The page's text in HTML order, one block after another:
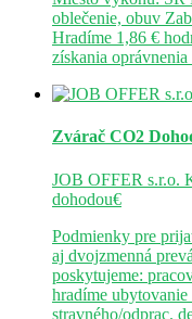
oblečenie, obuv
Hradíme 1,86 €
získania
Zvárač CO2
JOB OFFER s.r.o.
dohodou€
Podmienky pre
aj dvojzmenná
poskytujeme:
hradíme
stravného/odprac.